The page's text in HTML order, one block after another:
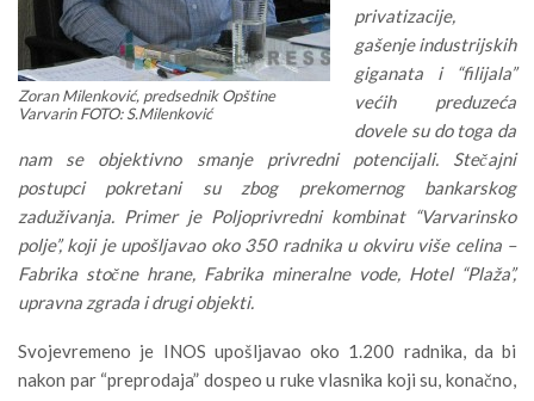
Zoran Milenković, predsednik Opštine
Varvarin FOTO: S.Milenković
privatizacije,
gašenje industrijskih
giganata i “filijala”
većih preduzeća
dovele su do toga da
nam se objektivno smanje privredni potencijali. Stečajni
postupci pokretani su zbog prekomernog bankarskog
zaduživanja. Primer je Poljoprivredni kombinat “Varvarinsko
polje”, koji je upošljavao oko 350 radnika u okviru više celina –
Fabrika stočne hrane, Fabrika mineralne vode, Hotel “Plaža”,
upravna zgrada i drugi objekti.
Svojevremeno je INOS upošljavao oko 1.200 radnika, da bi
nakon par “preprodaja” dospeo u ruke vlasnika koji su, konačno,